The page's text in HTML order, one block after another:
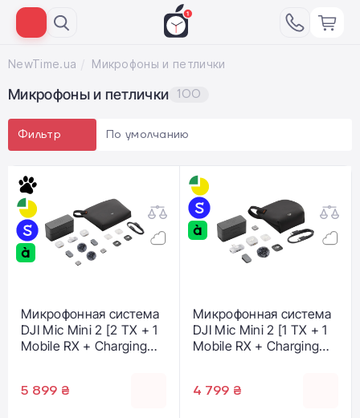
NewTime.ua Микрофоны и петлички
Микрофоны и петлички 100
Фильтр По умолчанию
Микрофонная система
DJI Mic Mini 2 [2 TX + 1
Mobile RX + Charging
5 899 ₴
Микрофонная система
DJI Mic Mini 2 [1 TX + 1
Mobile RX + Charging
4 799 ₴